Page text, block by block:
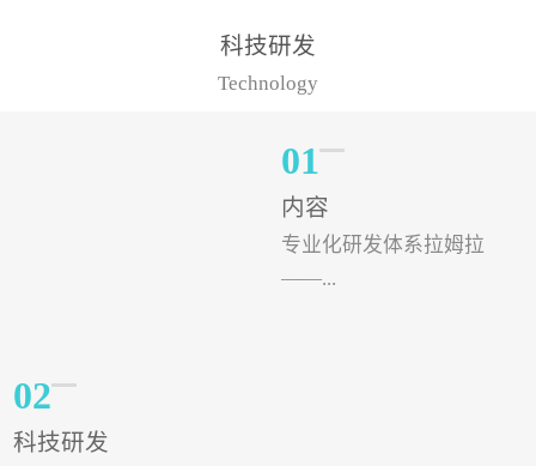
实力。今天要讲的水溶肥
有位王大姐今年使用一款
非常火爆...
科技研发
Technology
01
内容
专业化研发体系拉姆拉
——...
02
科技研发